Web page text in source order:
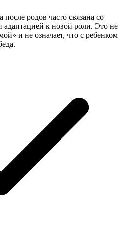
после родов часто связана со
адаптацией к новой роли. Это не
и не означает, что с ребенком